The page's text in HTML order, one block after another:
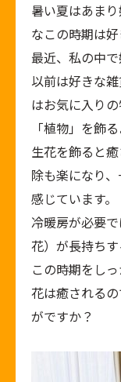
暑い夏はあま
なこの時期は好
最近、私の中
以前は好きな
はお気に入りの
「植物」を飾
生花を飾ると
除も楽になり
感じています。
冷暖房が必要
花）が長持ち
この時期をし
花は癒される
がですか？